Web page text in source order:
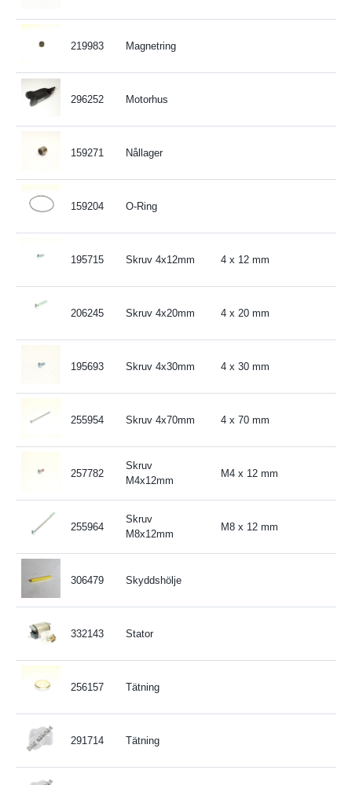
219983 Magnetring
296252 Motorhus
159271 Nållager
159204 O-Ring
195715 Skruv 4x12mm 4 x 12 mm
206245 Skruv 4x20mm 4 x 20 mm
195693 Skruv 4x30mm 4 x 30 mm
255954 Skruv 4x70mm 4 x 70 mm
257782
Skruv
M4x12mm
M4 x 12 mm
255964
Skruv
M8x12mm
M8 x 12 mm
306479 Skyddshölje
332143 Stator
256157 Tätning
291714 Tätning